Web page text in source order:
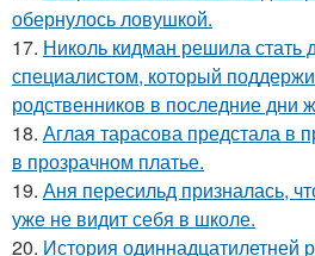
обернулось ловушкой.
17. Николь кидман решила стать
специалистом, который
родственников в последние дни
18. Аглая тарасова предстала в
в прозрачном платье.
19. Аня пересильд призналась,
уже не видит себя в школе.
20. История одиннадцатилетней